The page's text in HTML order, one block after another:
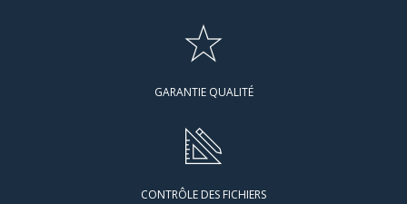
GARANTIE QUALITÉ
CONTRÔLE DES FICHIERS